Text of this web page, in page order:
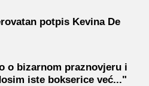
potpis Kevina De
o bizarnom praznovjeru i
iste bokserice već..."